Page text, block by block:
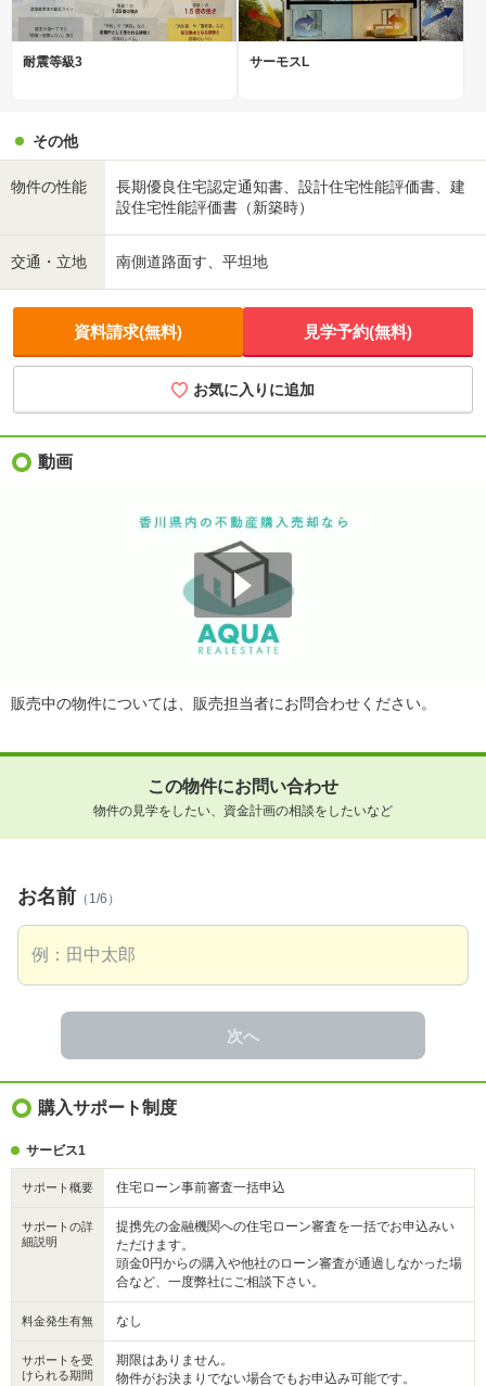
耐震等級3 サーモスL
その他
物件の性能
長期優良住宅認定通知書、設計住宅性能評価書、建
設住宅性能評価書（新築時）
交通・立地 南側道路面す、平坦地
資料請求(無料) 見学予約(無料)
お気に入りに追加
動画
販売中の物件については、販売担当者にお問合わせください。
この物件にお問い合わせ
物件の見学をしたい、資金計画の相談をしたいなど
お名前 （1/6）
次へ
購入サポート制度
サービス1
サポート概要 住宅ローン事前審査一括申込
サポートの詳
細説明
提携先の金融機関への住宅ローン審査を一括でお申込みい
ただけます。
頭金0円からの購入や他社のローン審査が通過しなかった場
合など、一度弊社にご相談下さい。
料金発生有無 なし
サポートを受
けられる期間
期限はありません。
物件がお決まりでない場合でもお申込み可能です。